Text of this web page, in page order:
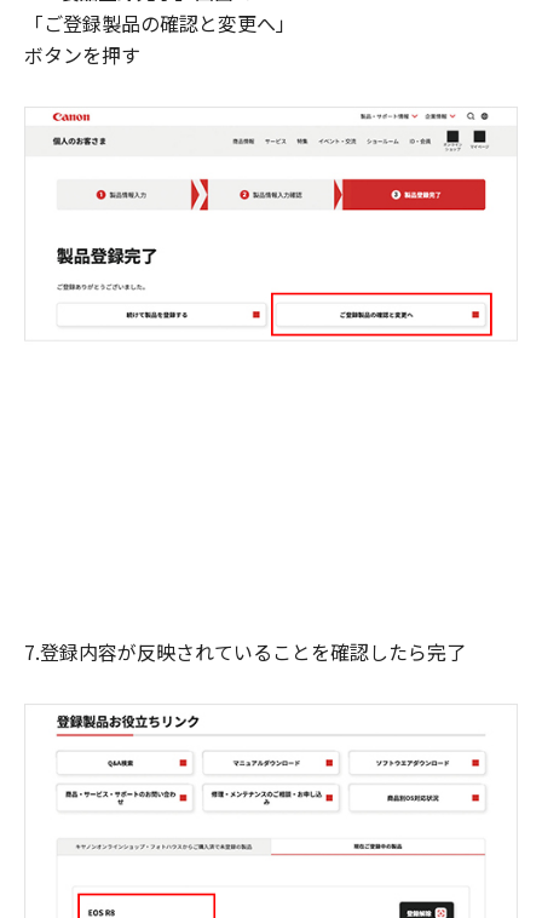
「ご登録製品の確認と変更へ」
ボタンを押す
7.登録内容が反映されていることを確認したら完了